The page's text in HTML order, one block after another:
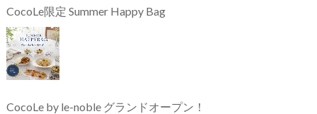
CocoLe限定 Summer Happy Bag
CocoLe by le-noble グランドオープン！